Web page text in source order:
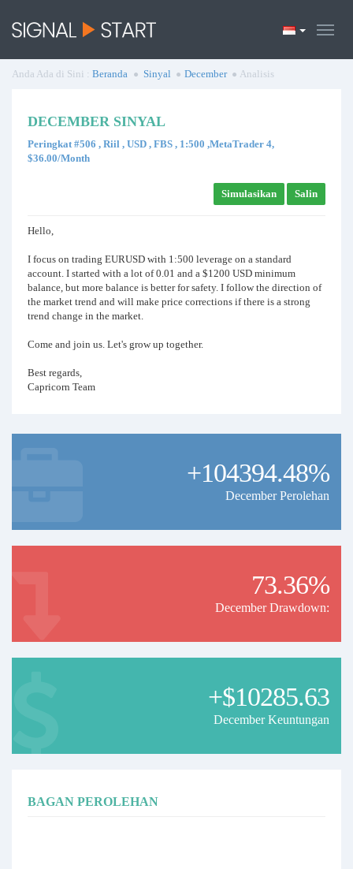
Anda Ada di Sini : Beranda Sinyal December Analisis
DECEMBER SINYAL
Peringkat #506 , Riil , USD , FBS , 1:500 ,MetaTrader 4,
$36.00/Month
Simulasikan Salin
Hello,
I focus on trading EURUSD with 1:500 leverage on a standard
account. I started with a lot of 0.01 and a $1200 USD minimum
balance, but more balance is better for safety. I follow the direction of
the market trend and will make price corrections if there is a strong
trend change in the market.
Come and join us. Let's grow up together.
Best regards,
Capricorn Team
+104394.48%
December Perolehan
73.36%
December Drawdown:
+$10285.63
December Keuntungan
BAGAN PEROLEHAN